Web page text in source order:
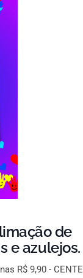
de
e azulejos.
R$ 9,90 -